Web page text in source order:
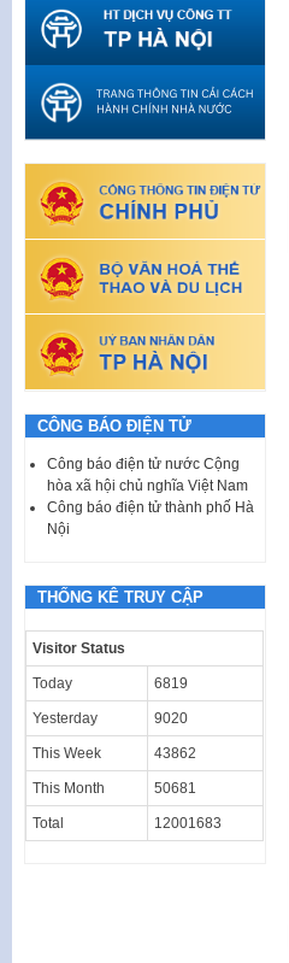
CÔNG BÁO ĐIỆN TỬ
Công báo điện tử nước Cộng
hòa xã hội chủ nghĩa Việt Nam
Công báo điện tử thành phố Hà
Nội
THỐNG KÊ TRUY CẬP
Visitor Status
Today 6819
Yesterday 9020
This Week 43862
This Month 50681
Total 12001683